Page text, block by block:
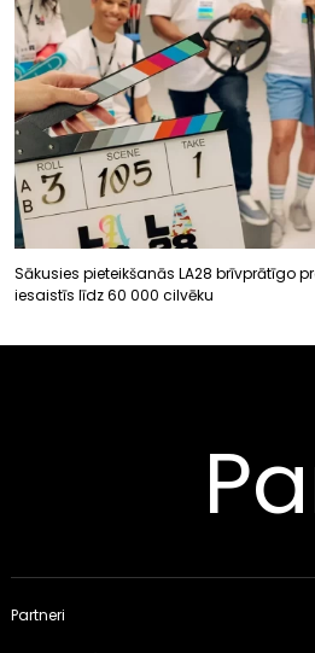
Sākusies pieteikšanās LA28 brīvprātīgo
iesaistīs līdz 60 000 cilvēku
Partneri